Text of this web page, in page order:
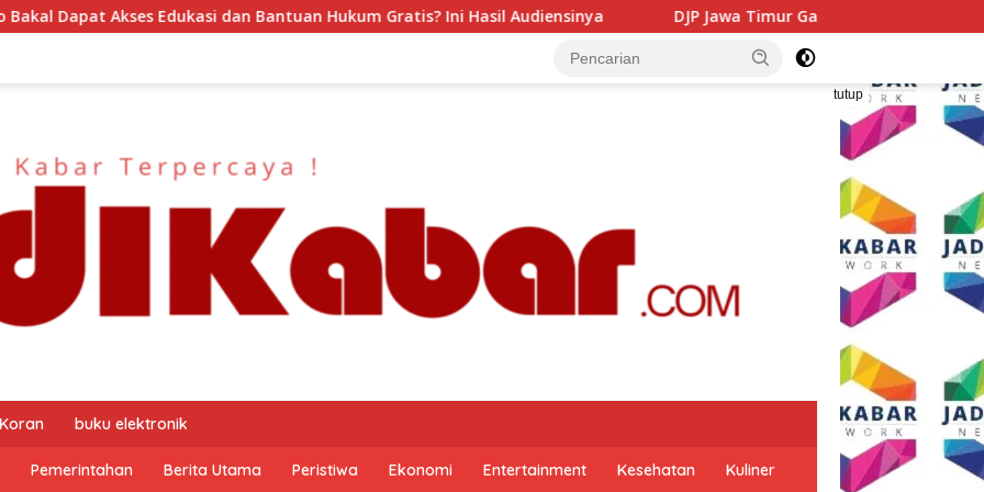
dan Bantuan Hukum Gratis? Ini Hasil Audiensinya DJP Jawa Timur Gandeng GP Ansor Tingkatkan Literasi Pajak dan
tutup
buku elektronik
Pemerintahan Berita Utama Peristiwa Ekonomi Entertainment Kesehatan Kuliner